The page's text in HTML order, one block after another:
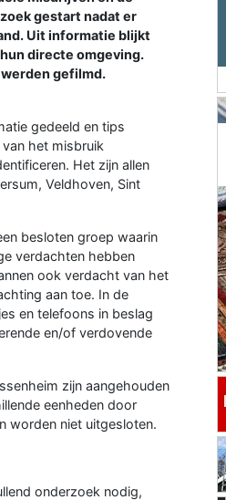
gestart nadat er
Uit informatie blijkt
directe omgeving.
gefilmd.
gedeeld en tips
het misbruik
Het zijn allen
Veldhoven, Sint
besloten groep waarin
verdachten hebben
ook verdacht van het
aan toe. In de
en telefoons in beslag
en/of verdovende
zijn aangehouden
eenheden door
worden niet uitgesloten.
onderzoek nodig,